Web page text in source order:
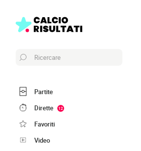
Ricercare
Partite
Dirette
12
Favoriti
Video